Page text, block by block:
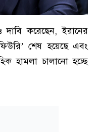
দাবি করেছেন, ইরানের
শেষ হয়েছে এবং
হামলা চালানো হচ্ছে